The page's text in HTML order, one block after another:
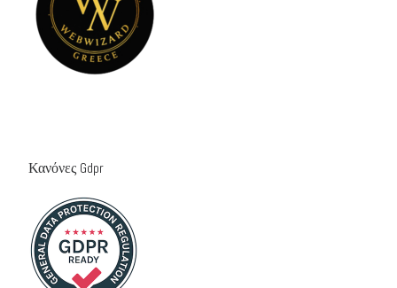
Κανόνες Gdpr